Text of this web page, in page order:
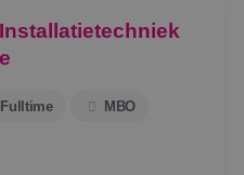
Fulltime MBO